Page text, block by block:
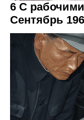
6 С рабочими
Сентябрь